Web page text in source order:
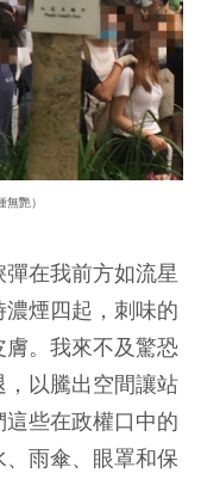
艷）
在我前方如流星
煙四起，刺味的
。我來不及驚恐
以騰出空間讓站
些在政權口中的
、雨傘、眼罩和保